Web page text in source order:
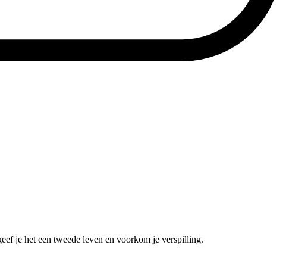
je het een tweede leven en voorkom je verspilling.